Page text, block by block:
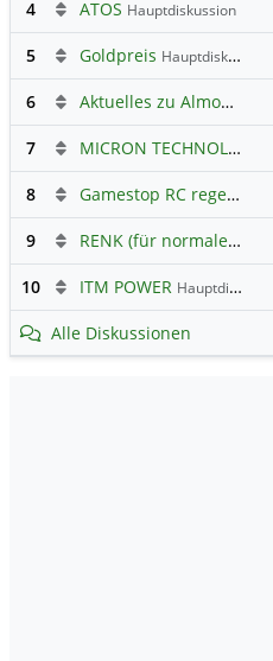
4 ATOS Hauptdiskussion
5 Goldpreis Hauptdiskussion
6 Aktuelles zu Almonty Industries
7 MICRON TECHNOLOGY
8 Gamestop RC regelt ✌️
9 RENK (für normale, sachliche Kommunikation!)
10 ITM POWER Hauptdiskussion
Alle Diskussionen